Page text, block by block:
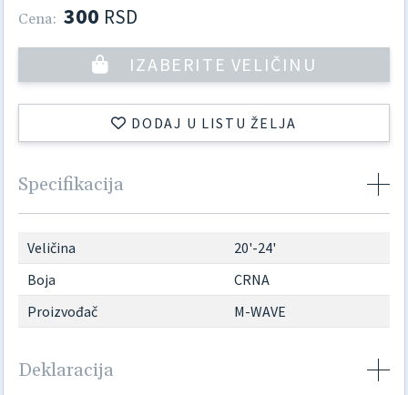
Cena: 300 RSD
IZABERITE VELIČINU
DODAJ U LISTU ŽELJA
Specifikacija
Veličina
20'-24'
Boja
CRNA
Proizvođač
M-WAVE
Deklaracija